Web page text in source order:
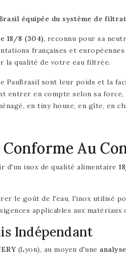
équipée du système de
18/8 (304), reconnu pour sa
françaises et
la qualité de votre eau filtrée.
PauBrasil sont leur poids et la
entrer en compte selon sa
en tiny house, en gîte, en
Au
d'un inox de qualité alimentaire
le goût de l'eau, l'inox utilisé
applicables aux
Indépendant
(Lyon), au moyen d'une